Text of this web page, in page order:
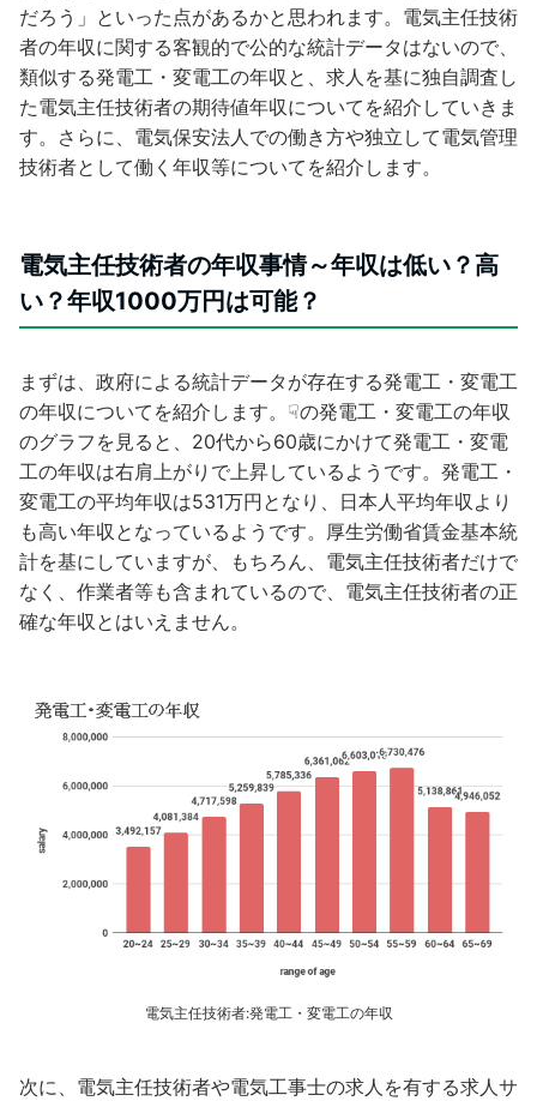
だろう」といった点があるかと思われます。電気主任技術
者の年収に関する客観的で公的な統計データはないので、
類似する発電工・変電工の年収と、求人を基に独自調査し
た電気主任技術者の期待値年収についてを紹介していきま
す。さらに、電気保安法人での働き方や独立して電気管理
技術者として働く年収等についてを紹介します。
電気主任技術者の年収事情～年収は低い？高
い？年収1000万円は可能？
まずは、政府による統計データが存在する発電工・変電工
の年収についてを紹介します。☟の発電工・変電工の年収
のグラフを見ると、20代から60歳にかけて発電工・変電
工の年収は右肩上がりで上昇しているようです。発電工・
変電工の平均年収は531万円となり、日本人平均年収より
も高い年収となっているようです。厚生労働省賃金基本統
計を基にしていますが、もちろん、電気主任技術者だけで
なく、作業者等も含まれているので、電気主任技術者の正
確な年収とはいえません。
電気主任技術者:発電工・変電工の年収
次に、電気主任技術者や電気工事士の求人を有する求人サ